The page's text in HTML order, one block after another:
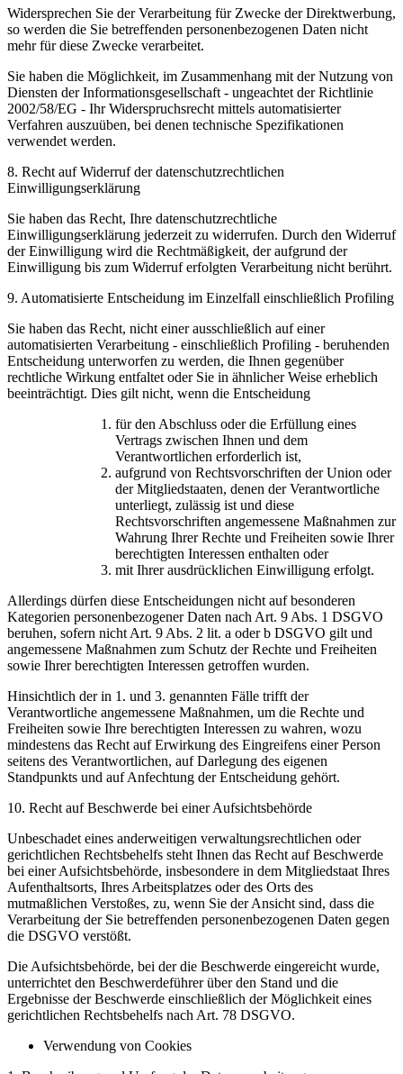
Widersprechen Sie der Verarbeitung für Zwecke der Direktwerbung,
so werden die Sie betreffenden personenbezogenen Daten nicht
mehr für diese Zwecke verarbeitet.
Sie haben die Möglichkeit, im Zusammenhang mit der Nutzung von
Diensten der Informationsgesellschaft - ungeachtet der Richtlinie
2002/58/EG - Ihr Widerspruchsrecht mittels automatisierter
Verfahren auszuüben, bei denen technische Spezifikationen
verwendet werden.
8. Recht auf Widerruf der datenschutzrechtlichen
Einwilligungserklärung
Sie haben das Recht, Ihre datenschutzrechtliche
Einwilligungserklärung jederzeit zu widerrufen. Durch den Widerruf
der Einwilligung wird die Rechtmäßigkeit, der aufgrund der
Einwilligung bis zum Widerruf erfolgten Verarbeitung nicht berührt.
9. Automatisierte Entscheidung im Einzelfall einschließlich Profiling
Sie haben das Recht, nicht einer ausschließlich auf einer
automatisierten Verarbeitung - einschließlich Profiling - beruhenden
Entscheidung unterworfen zu werden, die Ihnen gegenüber
rechtliche Wirkung entfaltet oder Sie in ähnlicher Weise erheblich
beeinträchtigt. Dies gilt nicht, wenn die Entscheidung
für den Abschluss oder die Erfüllung eines
Vertrags zwischen Ihnen und dem
Verantwortlichen erforderlich ist,
aufgrund von Rechtsvorschriften der Union oder
der Mitgliedstaaten, denen der Verantwortliche
unterliegt, zulässig ist und diese
Rechtsvorschriften angemessene Maßnahmen zur
Wahrung Ihrer Rechte und Freiheiten sowie Ihrer
berechtigten Interessen enthalten oder
mit Ihrer ausdrücklichen Einwilligung erfolgt.
Allerdings dürfen diese Entscheidungen nicht auf besonderen
Kategorien personenbezogener Daten nach Art. 9 Abs. 1 DSGVO
beruhen, sofern nicht Art. 9 Abs. 2 lit. a oder b DSGVO gilt und
angemessene Maßnahmen zum Schutz der Rechte und Freiheiten
sowie Ihrer berechtigten Interessen getroffen wurden.
Hinsichtlich der in 1. und 3. genannten Fälle trifft der
Verantwortliche angemessene Maßnahmen, um die Rechte und
Freiheiten sowie Ihre berechtigten Interessen zu wahren, wozu
mindestens das Recht auf Erwirkung des Eingreifens einer Person
seitens des Verantwortlichen, auf Darlegung des eigenen
Standpunkts und auf Anfechtung der Entscheidung gehört.
10. Recht auf Beschwerde bei einer Aufsichtsbehörde
Unbeschadet eines anderweitigen verwaltungsrechtlichen oder
gerichtlichen Rechtsbehelfs steht Ihnen das Recht auf Beschwerde
bei einer Aufsichtsbehörde, insbesondere in dem Mitgliedstaat Ihres
Aufenthaltsorts, Ihres Arbeitsplatzes oder des Orts des
mutmaßlichen Verstoßes, zu, wenn Sie der Ansicht sind, dass die
Verarbeitung der Sie betreffenden personenbezogenen Daten gegen
die DSGVO verstößt.
Die Aufsichtsbehörde, bei der die Beschwerde eingereicht wurde,
unterrichtet den Beschwerdeführer über den Stand und die
Ergebnisse der Beschwerde einschließlich der Möglichkeit eines
gerichtlichen Rechtsbehelfs nach Art. 78 DSGVO.
Verwendung von Cookies